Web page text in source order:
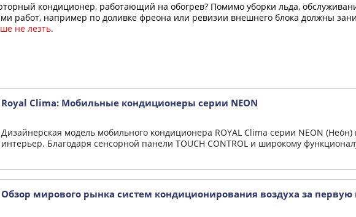
кондиционер, работающий на обогрев? Помимо уборки льда,
работ, например по доливке фреона или ревизии внешнего блока должны
не лезть.
Royal Clima: Мобильные кондиционеры серии NEON
Дизайнерская модель мобильного кондиционера ROYAL Clima серии NEON
интерьер. Благодаря сенсорной панели TOUCH CONTROL и широкому
Обзор мирового рынка систем кондиционирования воздуха за первую